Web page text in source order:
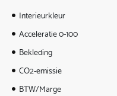
Interieurkleur
Acceleratie 0-100
Bekleding
CO2-emissie
BTW/Marge